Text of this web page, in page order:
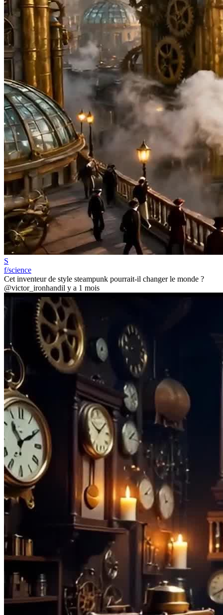
S
f/science
Cet inventeur de style steampunk pourrait-il changer le monde ?
@victor_ironhandil y a 1 mois